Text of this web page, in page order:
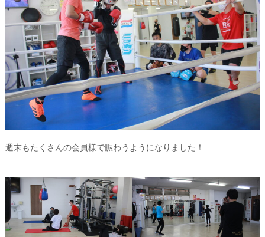
週末もたくさんの会員様で賑わうようになりました！